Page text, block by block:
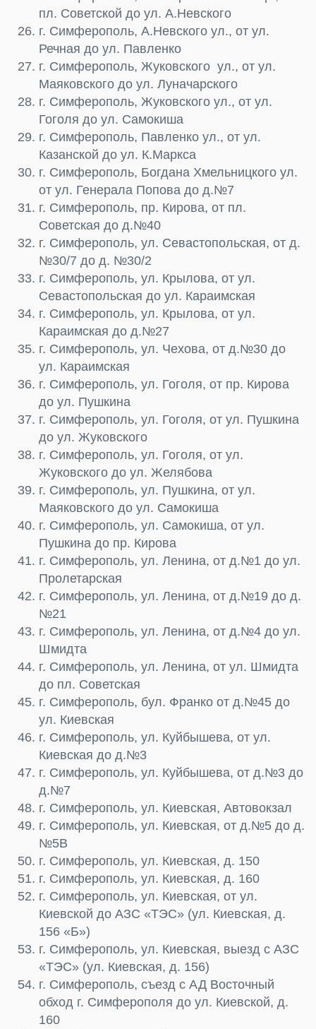
пл. Советской до ул. А.Невского
г. Симферополь, А.Невского ул., от ул.
Речная до ул. Павленко
г. Симферополь, Жуковского ул., от ул.
Маяковского до ул. Луначарского
г. Симферополь, Жуковского ул., от ул.
Гоголя до ул. Самокиша
г. Симферополь, Павленко ул., от ул.
Казанской до ул. К.Маркса
г. Симферополь, Богдана Хмельницкого ул.
от ул. Генерала Попова до д.№7
г. Симферополь, пр. Кирова, от пл.
Советская до д.№40
г. Симферополь, ул. Севастопольская, от д.
№30/7 до д. №30/2
г. Симферополь, ул. Крылова, от ул.
Севастопольская до ул. Караимская
г. Симферополь, ул. Крылова, от ул.
Караимская до д.№27
г. Симферополь, ул. Чехова, от д.№30 до
ул. Караимская
г. Симферополь, ул. Гоголя, от пр. Кирова
до ул. Пушкина
г. Симферополь, ул. Гоголя, от ул. Пушкина
до ул. Жуковского
г. Симферополь, ул. Гоголя, от ул.
Жуковского до ул. Желябова
г. Симферополь, ул. Пушкина, от ул.
Маяковского до ул. Самокиша
г. Симферополь, ул. Самокиша, от ул.
Пушкина до пр. Кирова
г. Симферополь, ул. Ленина, от д.№1 до ул.
Пролетарская
г. Симферополь, ул. Ленина, от д.№19 до д.
№21
г. Симферополь, ул. Ленина, от д.№4 до ул.
Шмидта
г. Симферополь, ул. Ленина, от ул. Шмидта
до пл. Советская
г. Симферополь, бул. Франко от д.№45 до
ул. Киевская
г. Симферополь, ул. Куйбышева, от ул.
Киевская до д.№3
г. Симферополь, ул. Куйбышева, от д.№3 до
д.№7
г. Симферополь, ул. Киевская, Автовокзал
г. Симферополь, ул. Киевская, от д.№5 до д.
№5В
г. Симферополь, ул. Киевская, д. 150
г. Симферополь, ул. Киевская, д. 160
г. Симферополь, ул. Киевская, от ул.
Киевской до АЗС «ТЭС» (ул. Киевская, д.
156 «Б»)
г. Симферополь, ул. Киевская, выезд с АЗС
«ТЭС» (ул. Киевская, д. 156)
г. Симферополь, съезд с АД Восточный
обход г. Симферополя до ул. Киевской, д.
160